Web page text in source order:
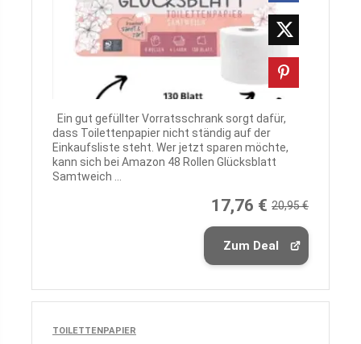
Ein gut gefüllter Vorratsschrank sorgt dafür,
dass Toilettenpapier nicht ständig auf der
Einkaufsliste steht. Wer jetzt sparen möchte,
kann sich bei Amazon 48 Rollen Glücksblatt
Samtweich ...
17,76 € 20,95 €
Zum Deal
TOILETTENPAPIER